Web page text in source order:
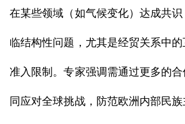
在某些领域（如气候变化）达成共
临结构性问题，尤其是经贸关系中
准入限制。专家强调需通过更多的
同应对全球挑战，防范欧洲内部民